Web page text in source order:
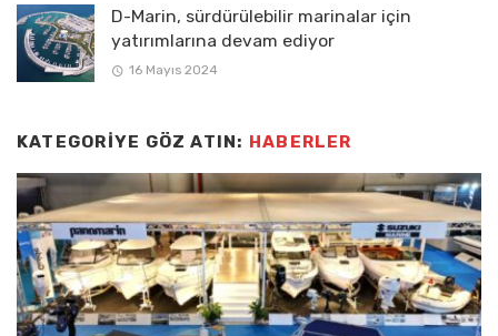
D-Marin, sürdürülebilir marinalar için
yatırımlarına devam ediyor
16 Mayıs 2024
KATEGORIYE GÖZ ATIN: HABERLER